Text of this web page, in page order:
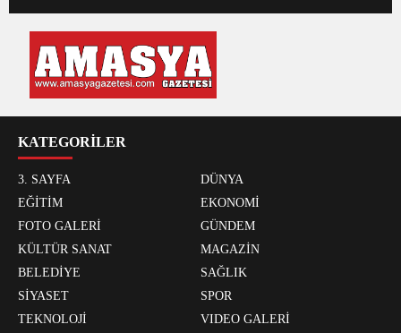
KATEGORİLER
3. SAYFA
DÜNYA
EĞİTİM
EKONOMİ
FOTO GALERİ
GÜNDEM
KÜLTÜR SANAT
MAGAZİN
BELEDİYE
SAĞLIK
SİYASET
SPOR
TEKNOLOJİ
VIDEO GALERİ